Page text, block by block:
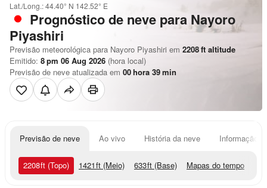
Lat./Long.:44.40° N 142.52° E
Prognóstico de neve para Nayoro
Piyashiri
Previsão meteorológica para Nayoro Piyashiri em 2208ft altitude
Emitido: 8 pm 06 Aug 2026 (hora local)
Previsão de neve atualizada em 00hora 39min
Previsão de neve Ao vivo História da neve Informação
2208ft (Topo) 1421ft (Meio) 633ft (Base) Mapas do tempo